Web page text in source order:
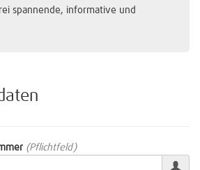
spannende, informative und
(Pflichtfeld)